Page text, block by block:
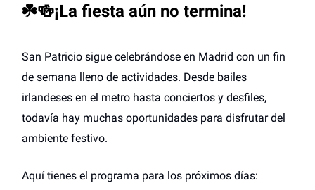
☘️🍻¡La fiesta aún no termina!
San Patricio sigue celebrándose en Madrid con un fin
de semana lleno de actividades. Desde bailes
irlandeses en el metro hasta conciertos y desfiles,
todavía hay muchas oportunidades para disfrutar del
ambiente festivo.
Aquí tienes el programa para los próximos días: